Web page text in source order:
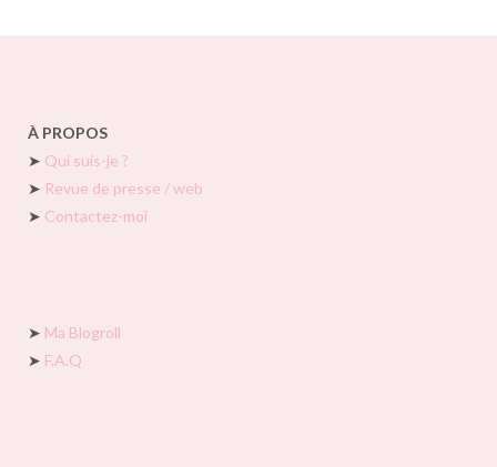
À PROPOS
➤ Qui suis-je ?
➤ Revue de presse / web
➤ Contactez-moi
➤ Ma Blogroll
➤ F.A.Q